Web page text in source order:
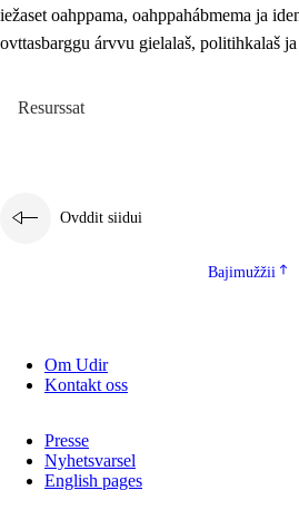
iežaset oahppama, oahppahábmema ja
ovttasbarggu árvvu gielalaš, politihkalaš
Resurssat
Ovddit siidui
Bajimužžii
Om Udir
Kontakt oss
Presse
Nyhetsvarsel
English pages